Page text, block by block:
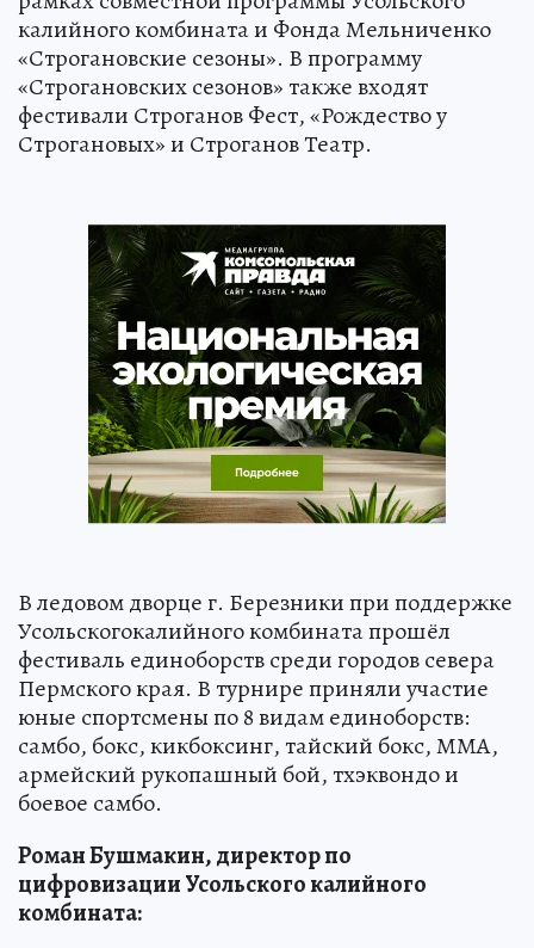
калийного комбината и Фонда Мельниченко
«Строгановские сезоны». В программу
«Строгановских сезонов» также входят
фестивали Строганов Фест, «Рождество у
Строгановых» и Строганов Театр.
В ледовом дворце г. Березники при поддержке
Усольскогокалийного комбината прошёл
фестиваль единоборств среди городов севера
Пермского края. В турнире приняли участие
юные спортсмены по 8 видам единоборств:
самбо, бокс, кикбоксинг, тайский бокс, ММА,
армейский рукопашный бой, тхэквондо и
боевое самбо.
Роман Бушмакин, директор по
цифровизации Усольского калийного
комбината: